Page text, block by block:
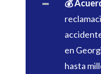
💰
en
hasta